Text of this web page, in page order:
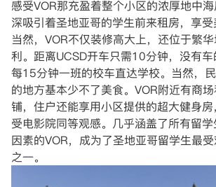
感受VOR那充盈着整个小区的浓厚地中
深吸引着圣地亚哥的学生前来租房，享受
当然，VOR不仅装修高大上，还位于繁
利。距离UCSD开车只需10分钟，没有
每15分钟一班的校车直达学校。当然，
的地方基本少不了美食。VOR附近有商
铺，住户还能享用小区提供的超大健身
受电影院同等观感。几乎涵盖了所有留
因素的VOR，成为了圣地亚哥留学生最
之一。